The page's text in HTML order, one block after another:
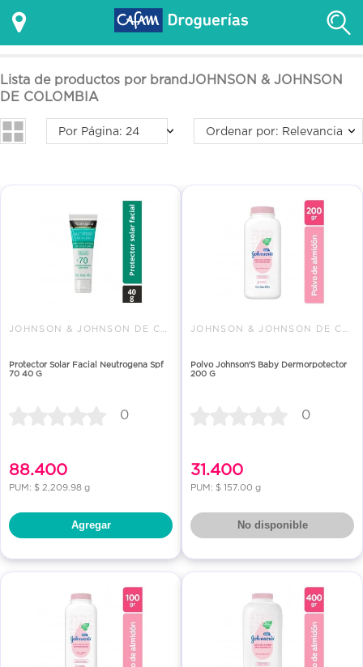
Lista de productos por brandJOHNSON & JOHNSON
DE COLOMBIA
Por Página: 24 Ordenar por: Relevancia
JOHNSON & JOHNSON DE COLOMBIA
Protector Solar Facial Neutrogena Spf
70 40 G
0
88.400
PUM: $ 2,209.98 g
Agregar
JOHNSON & JOHNSON DE COLOMBIA
Polvo Johnson'S Baby Dermorpotector
200 G
0
31.400
PUM: $ 157.00 g
No disponible